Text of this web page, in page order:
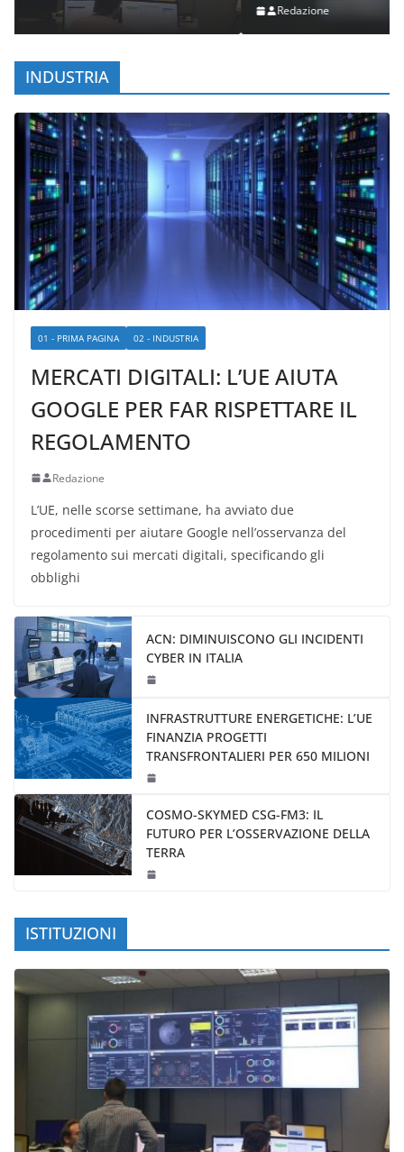
Redazione
INDUSTRIA
01 - PRIMA PAGINA 02 - INDUSTRIA
MERCATI DIGITALI: L’UE AIUTA
GOOGLE PER FAR RISPETTARE IL
REGOLAMENTO
Redazione
L’UE, nelle scorse settimane, ha avviato due
procedimenti per aiutare Google nell’osservanza del
regolamento sui mercati digitali, specificando gli
obblighi
ACN: DIMINUISCONO GLI INCIDENTI
CYBER IN ITALIA
INFRASTRUTTURE ENERGETICHE: L’UE
FINANZIA PROGETTI
TRANSFRONTALIERI PER 650 MILIONI
COSMO-SKYMED CSG-FM3: IL
FUTURO PER L’OSSERVAZIONE DELLA
TERRA
ISTITUZIONI